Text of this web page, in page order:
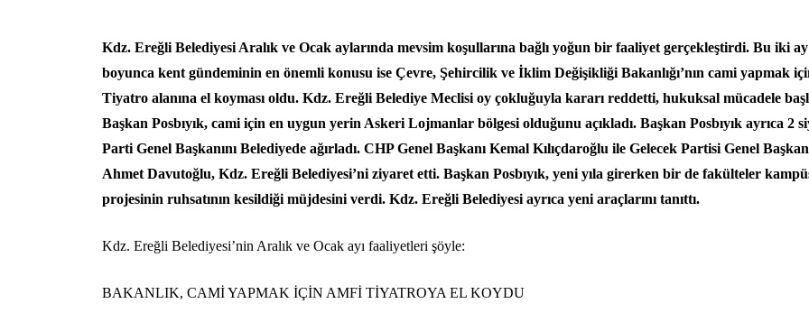
Kdz. Ereğli Belediyesi Aralık ve Ocak aylarında mevsim koşullarına bağlı yoğun bir faaliyet gerçekleştirdi. Bu iki ay
boyunca kent gündeminin en önemli konusu ise Çevre, Şehircilik ve İklim Değişikliği Bakanlığı’nın cami yapmak
Tiyatro alanına el koyması oldu. Kdz. Ereğli Belediye Meclisi oy çokluğuyla kararı reddetti, hukuksal mücadele
Başkan Posbıyık, cami için en uygun yerin Askeri Lojmanlar bölgesi olduğunu açıkladı. Başkan Posbıyık ayrıca 2
Parti Genel Başkanını Belediyede ağırladı. CHP Genel Başkanı Kemal Kılıçdaroğlu ile Gelecek Partisi Genel
Ahmet Davutoğlu, Kdz. Ereğli Belediyesi’ni ziyaret etti. Başkan Posbıyık, yeni yıla girerken bir de fakülteler
projesinin ruhsatının kesildiği müjdesini verdi. Kdz. Ereğli Belediyesi ayrıca yeni araçlarını tanıttı.
Kdz. Ereğli Belediyesi’nin Aralık ve Ocak ayı faaliyetleri şöyle:
BAKANLIK, CAMİ YAPMAK İÇİN AMFİ TİYATROYA EL KOYDU